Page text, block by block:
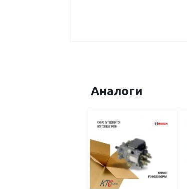
Аналоги